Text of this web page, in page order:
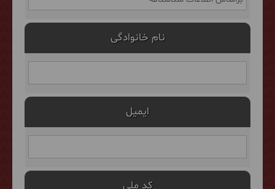
نام خانوادگی
ایمیل
کد ملی